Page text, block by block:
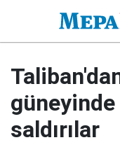
güneyinde
saldırılar